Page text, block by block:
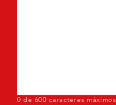
0 de 600 caracteres máximos